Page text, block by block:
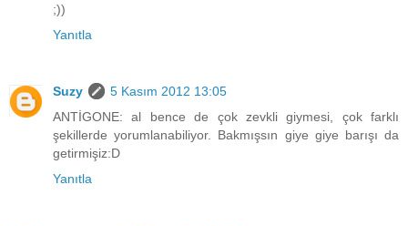
;))
Yanıtla
Suzy
5 Kasım 2012 13:05
ANTİGONE: al bence de çok zevkli giymesi, çok farklı
şekillerde yorumlanabiliyor. Bakmışsın giye giye barışı da
getirmişiz:D
Yanıtla